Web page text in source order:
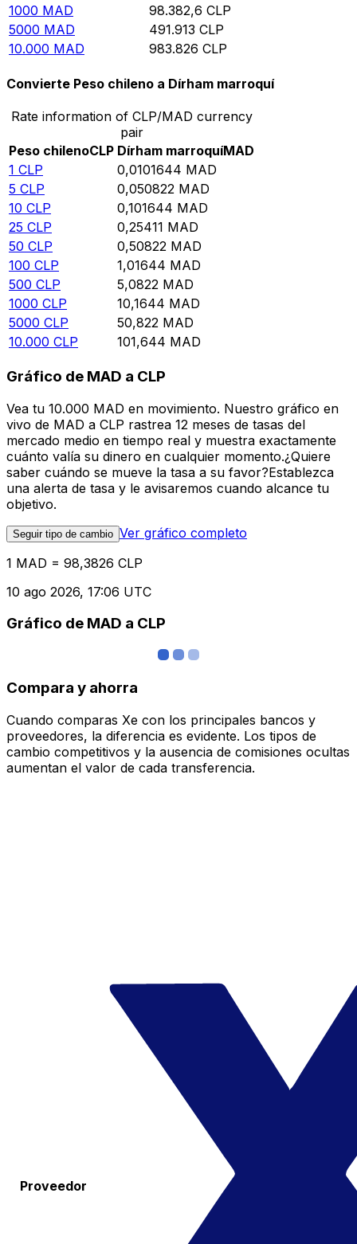
1000 MAD 98.382,6 CLP
5000 MAD 491.913 CLP
10.000 MAD 983.826 CLP
Convierte Peso chileno a Dírham marroquí
Rate information of CLP/MAD currency
pair
Peso chilenoCLP Dírham marroquíMAD
1 CLP 0,0101644 MAD
5 CLP 0,050822 MAD
10 CLP 0,101644 MAD
25 CLP 0,25411 MAD
50 CLP 0,50822 MAD
100 CLP 1,01644 MAD
500 CLP 5,0822 MAD
1000 CLP 10,1644 MAD
5000 CLP 50,822 MAD
10.000 CLP 101,644 MAD
Gráfico de MAD a CLP
Vea tu 10.000 MAD en movimiento. Nuestro gráfico en
vivo de MAD a CLP rastrea 12 meses de tasas del
mercado medio en tiempo real y muestra exactamente
cuánto valía su dinero en cualquier momento.¿Quiere
saber cuándo se mueve la tasa a su favor?Establezca
una alerta de tasa y le avisaremos cuando alcance tu
objetivo.
Seguir tipo de cambio Ver gráfico completo
1 MAD = 98,3826 CLP
10 ago 2026, 17:06 UTC
Gráfico de MAD a CLP
Compara y ahorra
Cuando comparas Xe con los principales bancos y
proveedores, la diferencia es evidente. Los tipos de
cambio competitivos y la ausencia de comisiones ocultas
aumentan el valor de cada transferencia.
Proveedor